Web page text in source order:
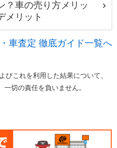
？車の売り方メリッ
メリット
車査定 徹底ガイド一覧へ
これを利用した結果について、
切の責任を負いません。